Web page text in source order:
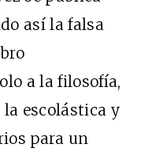
así la falsa
a la filosofía,
escolástica y
para un